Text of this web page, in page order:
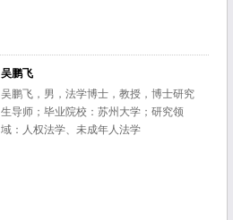
吴鹏飞
吴鹏飞，男，法学博士，教授，博士研究
生导师；毕业院校：苏州大学；研究领
域：人权法学、未成年人法学